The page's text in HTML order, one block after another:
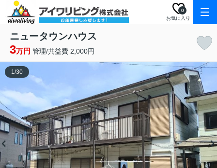
お気に入り
0
ニュータウンハウス
3万円 管理/共益費 2,000円
1/30